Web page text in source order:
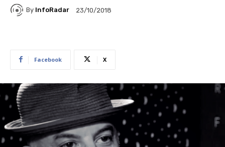
By InfoRadar 23/10/2018
Facebook X